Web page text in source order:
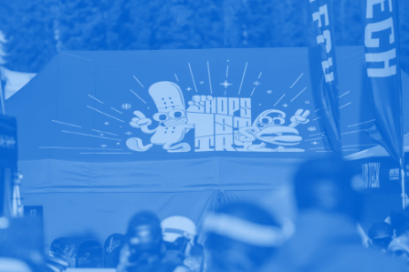
Buchungsschluss für ausstellende Brands ist der 19.
September 2025, die Registrierung für Shops öffnet am 7.
November 2025.Unser Tipp für alle Shops: Meldet euch
innerhalb der ersten drei Wochen an – dann profitiert ihr
vom Early Bird Package mit 2×2-Tages-Lifttickets und
Getränkevouchers für zwei Crewmitglieder eures Shops.
Gültig für alle Anmeldungen bis spätestens 28. November
2025.Good Times mit Shredden, Checken, Fachsimpeln
und High-Fives – das entspannteste Business-Meeting des
Jahres darfst du auf keinen Fall verpassen. Wir sehen uns
in Hochfügen!